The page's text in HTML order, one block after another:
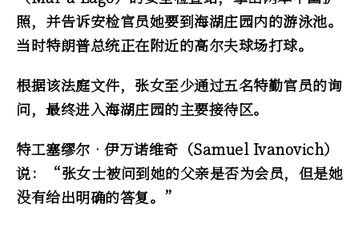
照，并告诉安检官员她要到海湖庄园内的游泳池。
当时特朗普总统正在附近的高尔夫球场打球。
根据该法庭文件，张女至少通过五名特勤官员的询
问，最终进入海湖庄园的主要接待区。
特工塞缪尔‧伊万诺维奇（Samuel Ivanovich）
说：“张女士被问到她的父亲是否为会员，但是她
没有给出明确的答复。”